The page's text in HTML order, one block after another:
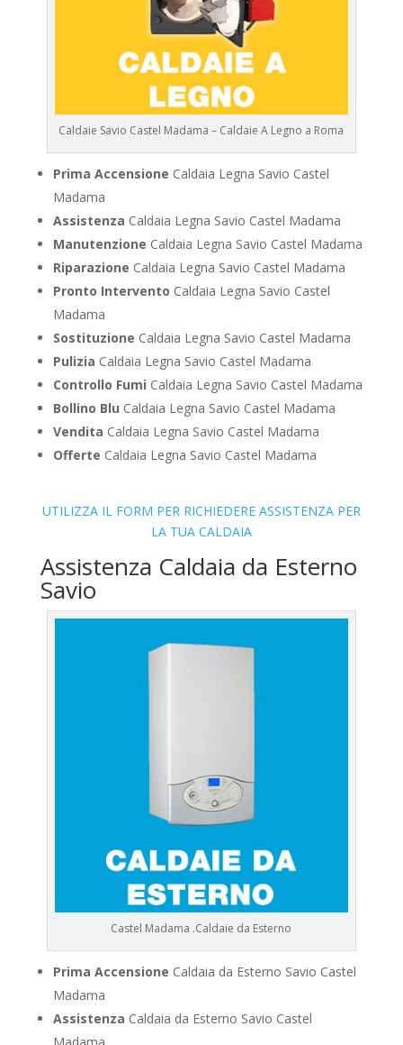
Caldaie Savio Castel Madama – Caldaie A Legno a Roma
Prima Accensione Caldaia Legna Savio Castel
Madama
Assistenza Caldaia Legna Savio Castel Madama
Manutenzione Caldaia Legna Savio Castel Madama
Riparazione Caldaia Legna Savio Castel Madama
Pronto Intervento Caldaia Legna Savio Castel
Madama
Sostituzione Caldaia Legna Savio Castel Madama
Pulizia Caldaia Legna Savio Castel Madama
Controllo Fumi Caldaia Legna Savio Castel Madama
Bollino Blu Caldaia Legna Savio Castel Madama
Vendita Caldaia Legna Savio Castel Madama
Offerte Caldaia Legna Savio Castel Madama
UTILIZZA IL FORM PER RICHIEDERE ASSISTENZA PER
LA TUA CALDAIA
Assistenza Caldaia da Esterno
Savio
Castel Madama .Caldaie da Esterno
Prima Accensione Caldaia da Esterno Savio Castel
Madama
Assistenza Caldaia da Esterno Savio Castel